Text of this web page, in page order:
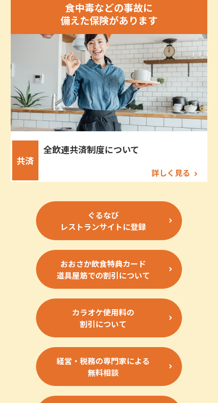
食中毒などの事故に
備えた保険があります
共済
全飲連共済制度について
詳しく見る
ぐるなび
レストランサイトに登録
おおさか飲食特典カード
道具屋筋での割引について
カラオケ使用料の
割引について
経営・税務の専門家による
無料相談